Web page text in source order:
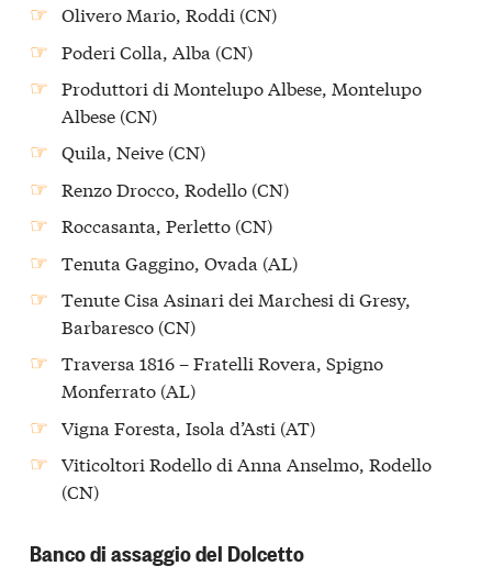
Olivero Mario, Roddi (CN)
Poderi Colla, Alba (CN)
Produttori di Montelupo Albese, Montelupo
Albese (CN)
Quila, Neive (CN)
Renzo Drocco, Rodello (CN)
Roccasanta, Perletto (CN)
Tenuta Gaggino, Ovada (AL)
Tenute Cisa Asinari dei Marchesi di Gresy,
Barbaresco (CN)
Traversa 1816 – Fratelli Rovera, Spigno
Monferrato (AL)
Vigna Foresta, Isola d’Asti (AT)
Viticoltori Rodello di Anna Anselmo, Rodello
(CN)
Banco di assaggio del Dolcetto